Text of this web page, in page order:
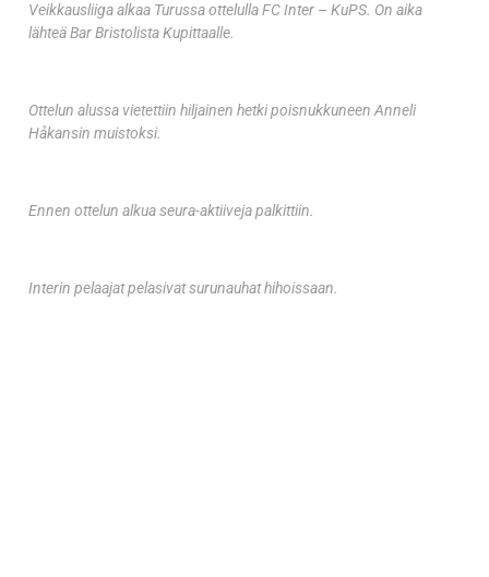
Veikkausliiga alkaa Turussa ottelulla FC Inter – KuPS. On aika
lähteä Bar Bristolista Kupittaalle.
Ottelun alussa vietettiin hiljainen hetki poisnukkuneen Anneli
Håkansin muistoksi.
Ennen ottelun alkua seura-aktiiveja palkittiin.
Interin pelaajat pelasivat surunauhat hihoissaan.